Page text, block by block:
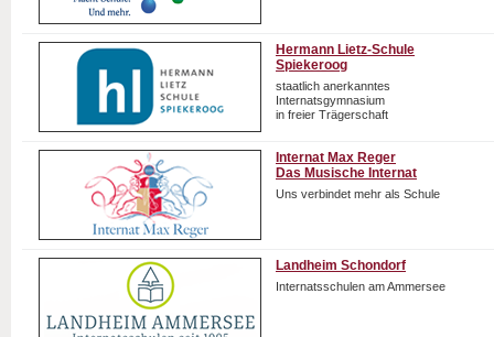
Hermann Lietz-Schule
Spiekeroog
staatlich anerkanntes
Internatsgymnasium
in freier Trägerschaft
Internat Max Reger
Das Musische Internat
Uns verbindet mehr als Schule
Landheim Schondorf
Internatsschulen am Ammersee